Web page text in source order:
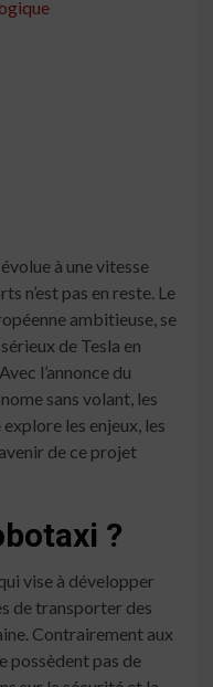
à une vitesse
n’est pas en reste. Le
ambitieuse, se
de Tesla en
l’annonce du
sans volant, les
les enjeux, les
de ce projet
?
vise à développer
de transporter des
Contrairement aux
possèdent pas de